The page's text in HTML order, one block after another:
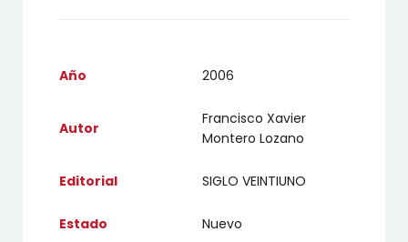
Año 2006
Autor
Francisco Xavier
Montero Lozano
Editorial SIGLO VEINTIUNO
Estado Nuevo